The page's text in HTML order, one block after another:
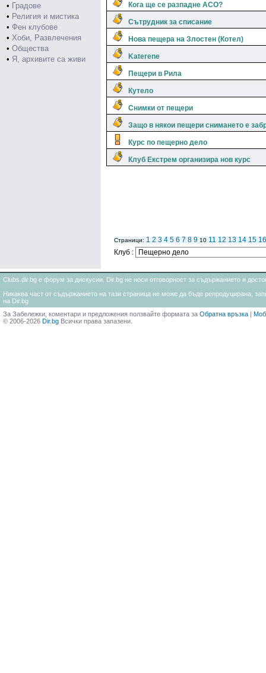
• Градове
• Религия и мистика
• Фен клубове
• Хоби, Развлечения
• Общества
• Я, архивите са живи
Кога ще се разпадне АСО?
Сътрудник за списание
Нова пещера на Злостен (Котел)
Katerene
Пещери в Рила
Кутело
Снимки от пещери
Защо в някои пещери снимането е
Курс по пещерно дело
Клуб Екстрем организира нов курс
Страници: 1 2 3 4 5 6 7 8 9 10 11 12 13 14 15 16
Клуб :
Clubs.dir.bg е форум за дискусии. Dir.bg не носи отговорност за съдържанието и
Никаква част от съдържанието на тази страница не може да бъде репродуцирана,
на Dir.bg
За Забележки, коментари и предложения ползвайте формата за Обратна връзка |
© 2006-2026 Dir.bg Всички права запазени.